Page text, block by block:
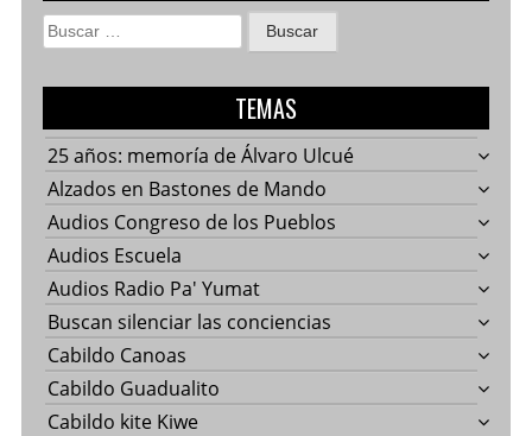
Buscar:
TEMAS
25 años: memoría de Álvaro Ulcué
Alzados en Bastones de Mando
Audios Congreso de los Pueblos
Audios Escuela
Audios Radio Pa' Yumat
Buscan silenciar las conciencias
Cabildo Canoas
Cabildo Guadualito
Cabildo kite Kiwe